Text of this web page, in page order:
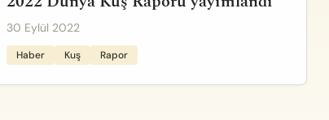
30 Eylül 2022
Haber Kuş Rapor